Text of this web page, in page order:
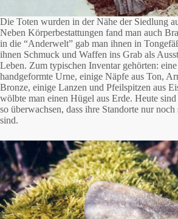
Die Toten wurden in der Nähe der Siedlung
Neben Körperbestattungen fand man auch
in die “Anderwelt” gab man ihnen in
ihnen Schmuck und Waffen ins Grab als
Leben. Zum typischen Inventar gehörten:
handgeformte Urne, einige Näpfe aus Ton,
Bronze, einige Lanzen und Pfeilspitzen aus
wölbte man einen Hügel aus Erde. Heute
so überwachsen, dass ihre Standorte nur
sind.